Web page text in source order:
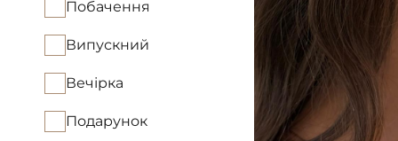
Побачення
Випускний
Вечірка
Подарунок